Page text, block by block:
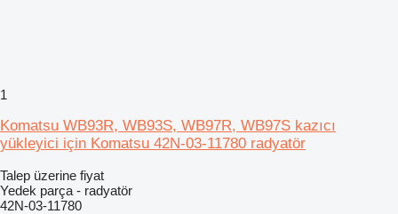
1
Komatsu WB93R, WB93S, WB97R, WB97S kazıcı
yükleyici için Komatsu 42N-03-11780 radyatör
Talep üzerine fiyat
Yedek parça - radyatör
42N-03-11780